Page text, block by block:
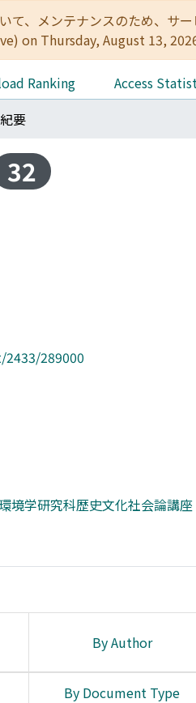
て、メンテナンスのため、
on Thursday, August 13,
Ranking Access
要
32
289000
境学研究科歴史文化社会論講座
By Author
By Document Type